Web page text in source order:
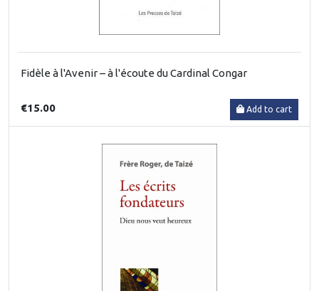
Fidèle à l'Avenir – à l'écoute du Cardinal Congar
€15.00 Add to cart